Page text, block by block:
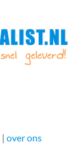
|over ons